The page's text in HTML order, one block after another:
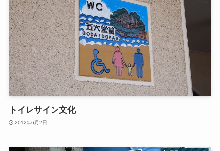
トイレサイン文化
2012年6月2日